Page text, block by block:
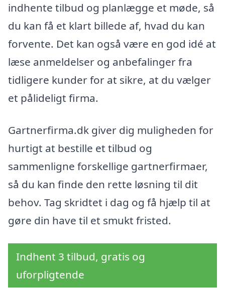
indhente tilbud og planlægge et møde, så
du kan få et klart billede af, hvad du kan
forvente. Det kan også være en god idé at
læse anmeldelser og anbefalinger fra
tidligere kunder for at sikre, at du vælger
et pålideligt firma.
Gartnerfirma.dk giver dig muligheden for
hurtigt at bestille et tilbud og
sammenligne forskellige gartnerfirmaer,
så du kan finde den rette løsning til dit
behov. Tag skridtet i dag og få hjælp til at
gøre din have til et smukt fristed.
Indhent 3 tilbud, gratis og
uforpligtende